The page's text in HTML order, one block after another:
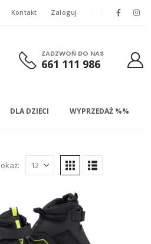
Kontakt Zaloguj
ZADZWOŃ DO NAS
661 111 986
DLA DZIECI WYPRZEDAŻ %%